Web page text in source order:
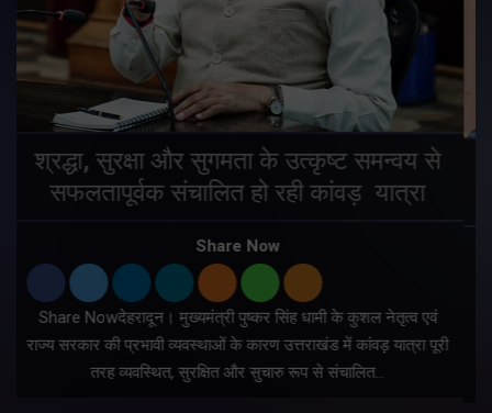
मुख्यमंत्री ने प्रदान की विभिन्न विकास योजनाओं
के लिए 1967 करोड़ की वित्तीय स्वीकृति
Share Now
Share Nowदेहरादून। मुख्यमंत्री पुष्कर सिंह धामी ने प्रदेश में शहरी
आधारभूत सुविधाओं के सुदृढ़ीकरण तथा जीआईएस आधारित जल-निकासी
योजना के लिए कुल 1967 करोड़ की वित्तीय स्वीकृति प्रदान की है।…